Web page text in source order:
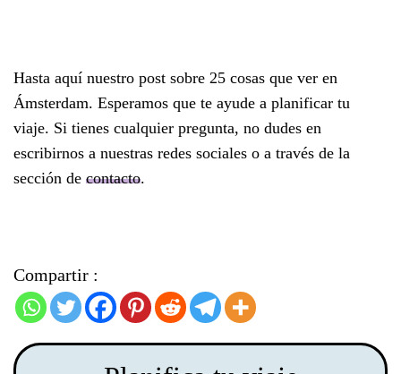
Hasta aquí nuestro post sobre 25 cosas que ver en
Ámsterdam. Esperamos que te ayude a planificar tu
viaje. Si tienes cualquier pregunta, no dudes en
escribirnos a nuestras redes sociales o a través de la
sección de contacto.
Compartir :